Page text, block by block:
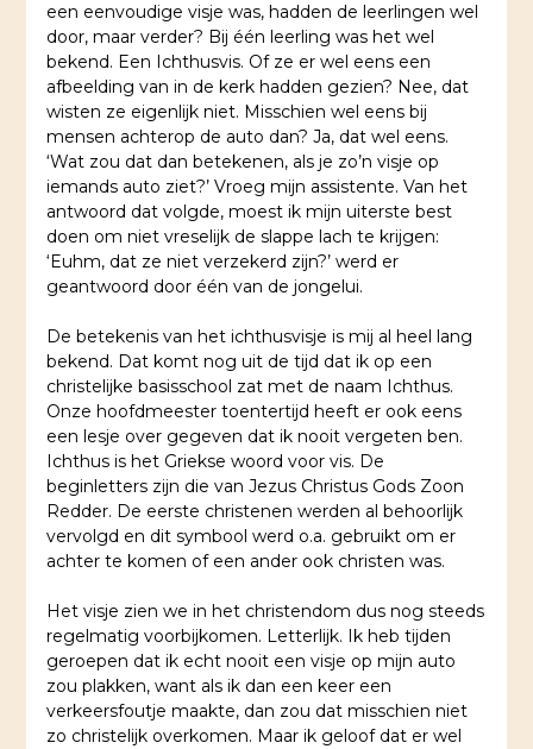
een eenvoudige visje was, hadden de leerlingen wel
door, maar verder? Bij één leerling was het wel
bekend. Een Ichthusvis. Of ze er wel eens een
afbeelding van in de kerk hadden gezien? Nee, dat
wisten ze eigenlijk niet. Misschien wel eens bij
mensen achterop de auto dan? Ja, dat wel eens.
‘Wat zou dat dan betekenen, als je zo’n visje op
iemands auto ziet?’ Vroeg mijn assistente. Van het
antwoord dat volgde, moest ik mijn uiterste best
doen om niet vreselijk de slappe lach te krijgen:
‘Euhm, dat ze niet verzekerd zijn?’ werd er
geantwoord door één van de jongelui.
De betekenis van het ichthusvisje is mij al heel lang
bekend. Dat komt nog uit de tijd dat ik op een
christelijke basisschool zat met de naam Ichthus.
Onze hoofdmeester toentertijd heeft er ook eens
een lesje over gegeven dat ik nooit vergeten ben.
Ichthus is het Griekse woord voor vis. De
beginletters zijn die van Jezus Christus Gods Zoon
Redder. De eerste christenen werden al behoorlijk
vervolgd en dit symbool werd o.a. gebruikt om er
achter te komen of een ander ook christen was.
Het visje zien we in het christendom dus nog steeds
regelmatig voorbijkomen. Letterlijk. Ik heb tijden
geroepen dat ik echt nooit een visje op mijn auto
zou plakken, want als ik dan een keer een
verkeersfoutje maakte, dan zou dat misschien niet
zo christelijk overkomen. Maar ik geloof dat er wel